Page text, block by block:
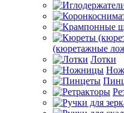
(кюретажные
Лотки